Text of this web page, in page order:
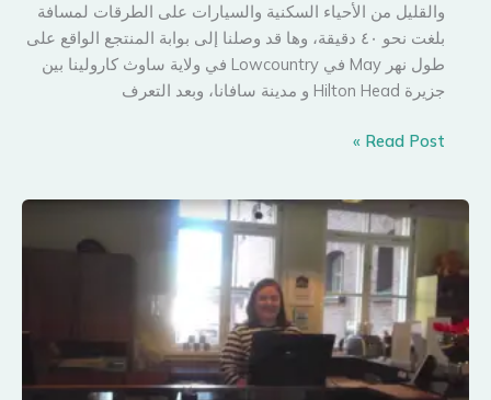
والقليل من الأحياء السكنية والسيارات على الطرقات لمسافة
بلغت نحو ٤٠ دقيقة، وها قد وصلنا إلى بوابة المنتجع الواقع على
طول نهر May في Lowcountry في ولاية ساوث كارولينا بين
جزيرة Hilton Head و مدينة سافانا، وبعد التعرف
منتجع
Bluff
جوهرة
في
جنوب
كارولينا
Read Post »